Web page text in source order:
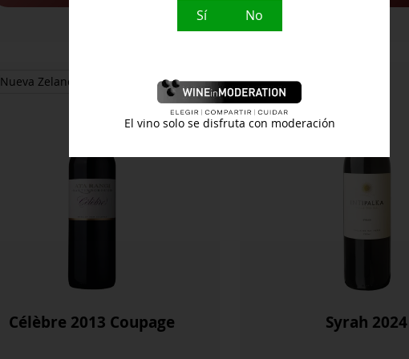
Ecológico
cantidad
Nueva Zelanda
Célèbre 2013 Coupage
Perú
Syrah 2024
Sí No
El vino solo se disfruta con moderación